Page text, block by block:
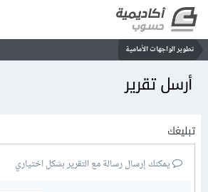
تطوير الواجهات الأمامية
أرسل تقرير
تبليغك
يمكنك إرسال رسالة مع التقرير بشكل اختياري